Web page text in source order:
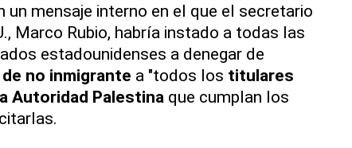
un mensaje interno en el que el secretario
Marco Rubio, habría instado a todas las
estadounidenses a denegar de
no inmigrante a "todos los titulares
Autoridad Palestinaque cumplan los